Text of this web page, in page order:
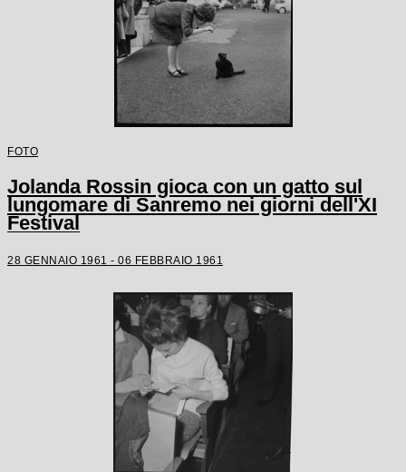
FOTO
Jolanda Rossin gioca con un gatto sul
lungomare di Sanremo nei giorni dell'XI
Festival
28 GENNAIO 1961 - 06 FEBBRAIO 1961